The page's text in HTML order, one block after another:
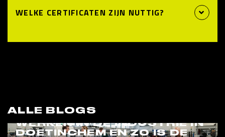
WELKE CERTIFICATEN ZIJN NUTTIG?
ALLE BLOGS
WERKEN IN DE INDUSTRIE IN
DOETINCHEM EN ZO IS DE